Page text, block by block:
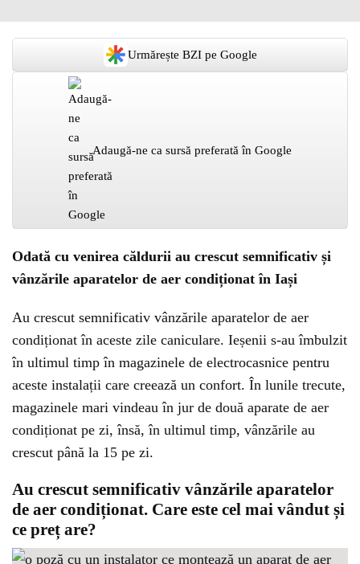
Urmărește BZI pe Google
Adaugă-ne ca sursă preferată în Google
Odată cu venirea căldurii au crescut semnificativ și
vânzările aparatelor de aer condiționat în Iași
Au crescut semnificativ vânzările aparatelor de aer
condiționat în aceste zile caniculare. Ieșenii s-au îmbulzit
în ultimul timp în magazinele de electrocasnice pentru
aceste instalații care creează un confort. În lunile trecute,
magazinele mari vindeau în jur de două aparate de aer
condiționat pe zi, însă, în ultimul timp, vânzările au
crescut până la 15 pe zi.
Au crescut semnificativ vânzările aparatelor
de aer condiționat. Care este cel mai vândut și
ce preț are?